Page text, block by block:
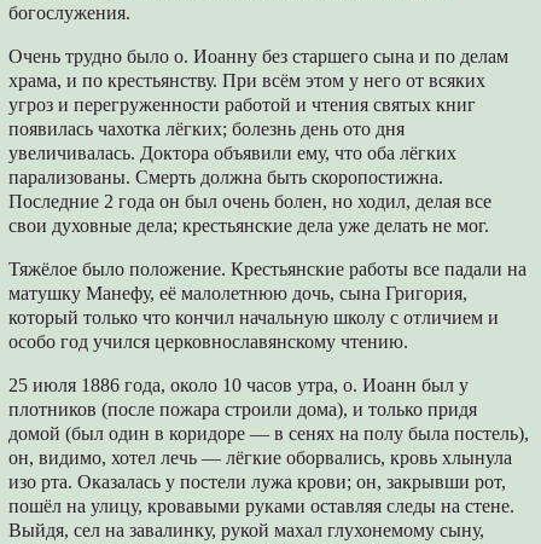
богослужения.
Очень трудно было о. Иоанну без старшего сына и по делам
храма, и по крестьянству. При всём этом у него от всяких
угроз и перегруженности работой и чтения святых книг
появилась чахотка лёгких; болезнь день ото дня
увеличивалась. Доктора объявили ему, что оба лёгких
парализованы. Смерть должна быть скоропостижна.
Последние 2 года он был очень болен, но ходил, делая все
свои духовные дела; крестьянские дела уже делать не мог.
Тяжёлое было положение. Крестьянские работы все падали на
матушку Манефу, её малолетнюю дочь, сына Григория,
который только что кончил начальную школу с отличием и
особо год учился церковнославянскому чтению.
25 июля 1886 года, около 10 часов утра, о. Иоанн был у
плотников (после пожара строили дома), и только придя
домой (был один в коридоре — в сенях на полу была постель),
он, видимо, хотел лечь — лёгкие оборвались, кровь хлынула
изо рта. Оказалась у постели лужа крови; он, закрывши рот,
пошёл на улицу, кровавыми руками оставляя следы на стене.
Выйдя, сел на завалинку, рукой махал глухонемому сыну,